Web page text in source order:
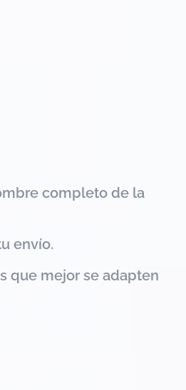
completo de la
envío.
que mejor se adapten